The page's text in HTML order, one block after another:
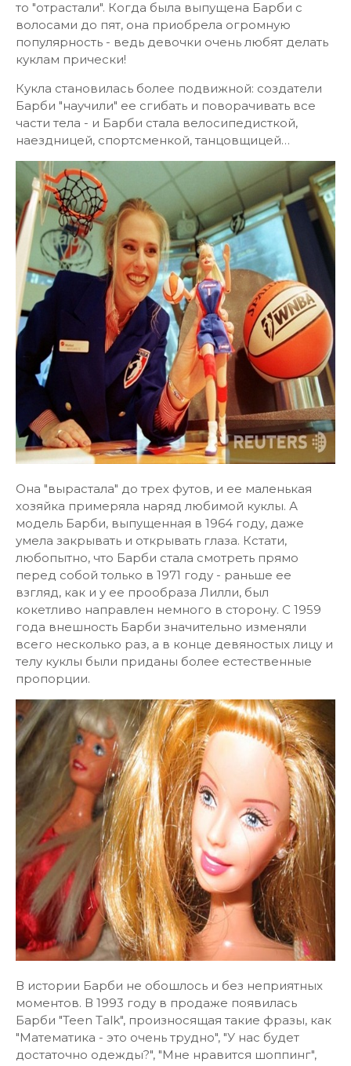
то "отрастали". Когда была выпущена Барби с
волосами до пят, она приобрела огромную
популярность - ведь девочки очень любят делать
куклам прически!
Кукла становилась более подвижной: создатели
Барби "научили" ее сгибать и поворачивать все
части тела - и Барби стала велосипедисткой,
наездницей, спортсменкой, танцовщицей…
Она "вырастала" до трех футов, и ее маленькая
хозяйка примеряла наряд любимой куклы. А
модель Барби, выпущенная в 1964 году, даже
умела закрывать и открывать глаза. Кстати,
любопытно, что Барби стала смотреть прямо
перед собой только в 1971 году - раньше ее
взгляд, как и у ее прообраза Лилли, был
кокетливо направлен немного в сторону. С 1959
года внешность Барби значительно изменяли
всего несколько раз, а в конце девяностых лицу и
телу куклы были приданы более естественные
пропорции.
В истории Барби не обошлось и без неприятных
моментов. В 1993 году в продаже появилась
Барби "Teen Talk", произносящая такие фразы, как
"Математика - это очень трудно", "У нас будет
достаточно одежды?", "Мне нравится шоппинг",